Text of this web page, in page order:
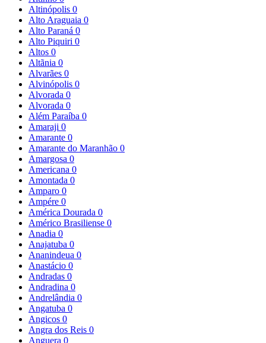
Altinópolis 0
Alto Araguaia 0
Alto Paraná 0
Alto Piquiri 0
Altos 0
Altãnia 0
Alvarães 0
Alvinópolis 0
Alvorada 0
Alvorada 0
Além Paraíba 0
Amaraji 0
Amarante 0
Amarante do Maranhão 0
Amargosa 0
Americana 0
Amontada 0
Amparo 0
Ampére 0
América Dourada 0
Américo Brasiliense 0
Anadia 0
Anajatuba 0
Ananindeua 0
Anastácio 0
Andradas 0
Andradina 0
Andrelândia 0
Angatuba 0
Angicos 0
Angra dos Reis 0
Anguera 0